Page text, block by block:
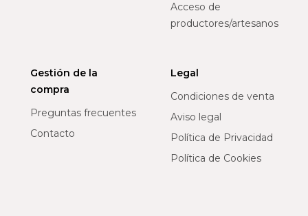
Acceso de
productores/artesanos
Gestión de la
compra
Preguntas frecuentes
Contacto
Legal
Condiciones de venta
Aviso legal
Política de Privacidad
Política de Cookies